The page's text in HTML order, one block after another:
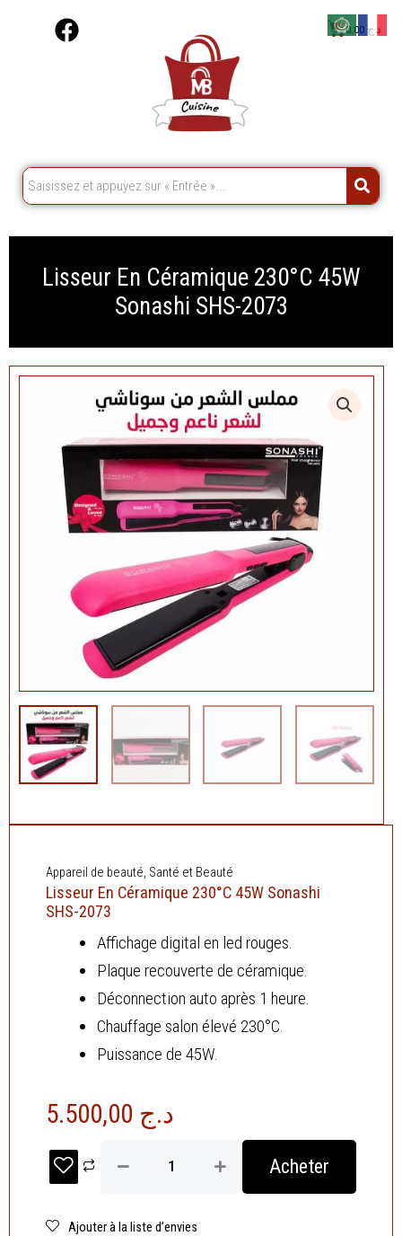
F
o
k
د.جCart
Lisseur En Céramique 230°C 45W
Sonashi SHS-2073
Appareil de beauté Santé et Beauté
Lisseur En Céramique 230°C 45W Sonashi
SHS-2073
Affichage digital en led rouges.
Plaque recouverte de céramique.
Déconnection auto après 1 heure.
Chauffage salon élevé 230°C.
Puissance de 45W.
د.ج
Céramique
Acheter
Ajouter à la liste d’envies